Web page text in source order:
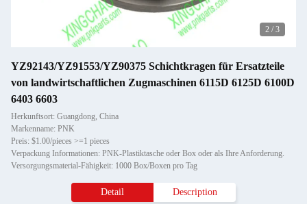
2 / 3
YZ92143/YZ91553/YZ90375 Schichtkragen für Ersatzteile
von landwirtschaftlichen Zugmaschinen 6115D 6125D 6100D
6403 6603
Herkunftsort: Guangdong, China
Markenname: PNK
Preis: $1.00/pieces >=1 pieces
Verpackung Informationen: PNK-Plastiktasche oder Box oder als Ihre Anforderung.
Versorgungsmaterial-Fähigkeit: 1000 Box/Boxen pro Tag
Detail Description